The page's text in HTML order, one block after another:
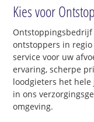
Kies voor
ontstoppers in
service voor uw
ervaring, scherpe
loodgieters het
in ons
omgeving.